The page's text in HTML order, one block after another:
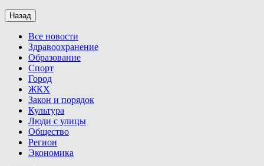
Назад
Все новости
Здравоохранение
Образование
Спорт
Город
ЖКХ
Закон и порядок
Культура
Люди с улицы
Общество
Регион
Экономика